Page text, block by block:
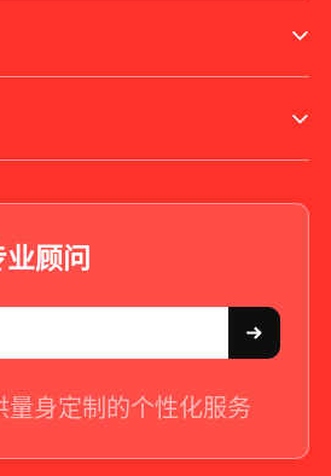
顾问
量身定制的个性化服务